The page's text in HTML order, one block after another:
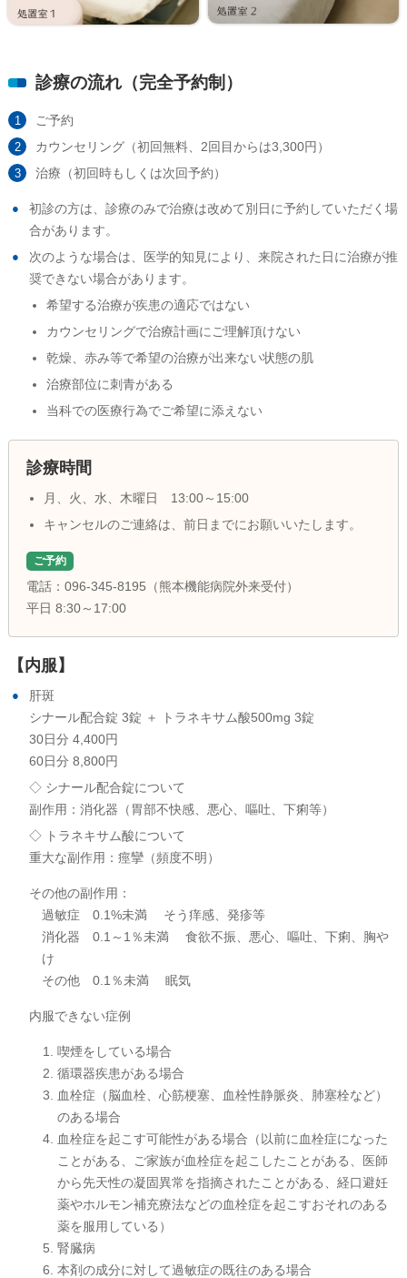
診療の流れ（完全予約制）
ご予約
カウンセリング（初回無料、2回目からは3,300円）
治療（初回時もしくは次回予約）
初診の方は、診療のみで治療は改めて別日に予約していただく場
合があります。
次のような場合は、医学的知見により、来院された日に治療が推
奨できない場合があります。
希望する治療が疾患の適応ではない
カウンセリングで治療計画にご理解頂けない
乾燥、赤み等で希望の治療が出来ない状態の肌
治療部位に刺青がある
当科での医療行為でご希望に添えない
診療時間
月、火、水、木曜日 13:00～15:00
キャンセルのご連絡は、前日までにお願いいたします。
ご予約
電話：096-345-8195（熊本機能病院外来受付）
平日 8:30～17:00
【内服】
肝斑
シナール配合錠 3錠 ＋
トラネキサム酸500mg 3錠
30日分 4,400円
60日分 8,800円
◇ シナール配合錠について
副作用：消化器（胃部不快感、悪心、嘔吐、下痢等）
◇ トラネキサム酸について
重大な副作用：痙攣（頻度不明）
その他の副作用：
過敏症 0.1%未満 そう痒感、発疹等
消化器 0.1～1％未満 食欲不振、悪心、嘔吐、下痢、胸や
け
その他 0.1％未満 眠気
内服できない症例
喫煙をしている場合
循環器疾患がある場合
血栓症（脳血栓、心筋梗塞、血栓性静脈炎、肺塞栓など）
のある場合
血栓症を起こす可能性がある場合（以前に血栓症になった
ことがある、ご家族が血栓症を起こしたことがある、医師
から先天性の凝固異常を指摘されたことがある、経口避妊
薬やホルモン補充療法などの血栓症を起こすおそれのある
薬を服用している）
腎臓病
本剤の成分に対して過敏症の既往のある場合